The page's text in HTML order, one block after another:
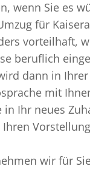
wenn Sie es
für
vorteilhaft,
beruflich
dann in
mit
in Ihr neues
wir für